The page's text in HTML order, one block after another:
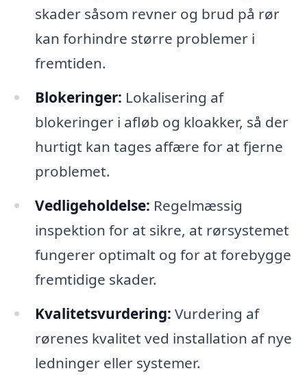
skader såsom revner og brud på rør
kan forhindre større problemer i
fremtiden.
Blokeringer: Lokalisering af
blokeringer i afløb og kloakker, så der
hurtigt kan tages affære for at fjerne
problemet.
Vedligeholdelse: Regelmæssig
inspektion for at sikre, at rørsystemet
fungerer optimalt og for at forebygge
fremtidige skader.
Kvalitetsvurdering: Vurdering af
rørenes kvalitet ved installation af nye
ledninger eller systemer.